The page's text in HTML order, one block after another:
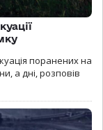
поранених на
а дні, розповів